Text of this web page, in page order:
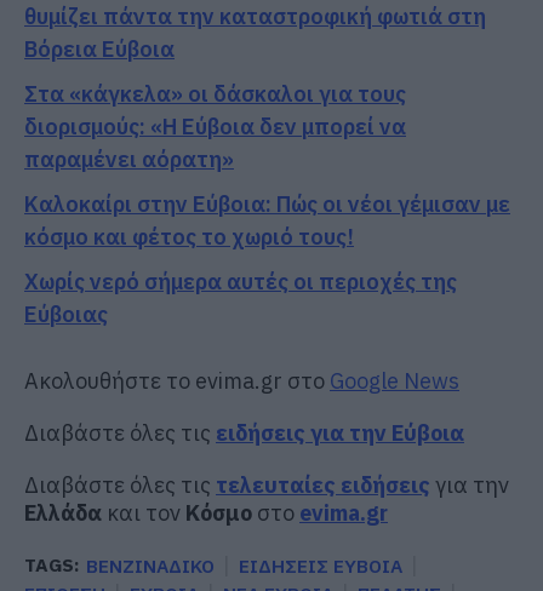
θυμίζει πάντα την καταστροφική φωτιά στη
Βόρεια Εύβοια
Στα «κάγκελα» οι δάσκαλοι για τους
διορισμούς: «Η Εύβοια δεν μπορεί να
παραμένει αόρατη»
Καλοκαίρι στην Εύβοια: Πώς οι νέοι γέμισαν με
κόσμο και φέτος το χωριό τους!
Χωρίς νερό σήμερα αυτές οι περιοχές της
Εύβοιας
Ακολουθήστε το evima.gr στο Google News
Διαβάστε όλες τις ειδήσεις για την Εύβοια
Διαβάστε όλες τις τελευταίες ειδήσεις για την
Ελλάδα και τον Κόσμο στο evima.gr
TAGS: ΒΕΝΖΙΝΑΔΙΚΟ
ΕΙΔΗΣΕΙΣ ΕΥΒΟΙΑ